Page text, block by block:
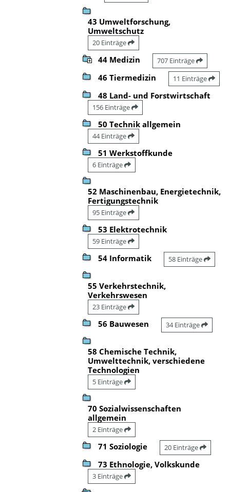
43 Umweltforschung,
Umweltschutz
20 Einträge
44 Medizin 707 Einträge
46 Tiermedizin 11 Einträge
48 Land- und Forstwirtschaft
156 Einträge
50 Technik allgemein
44 Einträge
51 Werkstoffkunde
6 Einträge
52 Maschinenbau, Energietechnik,
Fertigungstechnik
95 Einträge
53 Elektrotechnik
59 Einträge
54 Informatik 58 Einträge
55 Verkehrstechnik,
Verkehrswesen
23 Einträge
56 Bauwesen 34 Einträge
58 Chemische Technik,
Umwelttechnik, verschiedene
Technologien
5 Einträge
70 Sozialwissenschaften
allgemein
2 Einträge
71 Soziologie 20 Einträge
73 Ethnologie, Volkskunde
3 Einträge